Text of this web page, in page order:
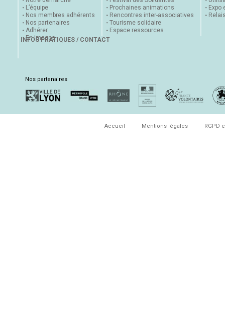
L’équipe
Nos membres adhérents
Nos partenaires
Adhérer
En images
Prochaines animations
Rencontres inter-associatives
Tourisme solidaire
Espace ressources
Expo
INFOS PRATIQUES / CONTACT
Nos partenaires
Accueil Mentions légales RGPD